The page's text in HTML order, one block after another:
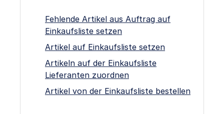
Fehlende Artikel aus Auftrag auf
Einkaufsliste setzen
Artikel auf Einkaufsliste setzen
Artikeln auf der Einkaufsliste
Lieferanten zuordnen
Artikel von der Einkaufsliste bestellen